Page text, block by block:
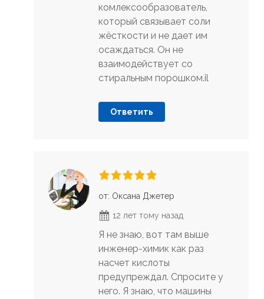
комлексообразователь,
который связывает соли
жёсткости и не дает им
осаждаться. Он не
взаимодействует со
стиральным порошком.il
Ответить
от: Оксана Джетер
12 лет тому назад
Я не знаю, вот там выше
инженер-химик как раз
насчет кислоты
предупреждал. Спросите у
него. Я знаю, что машины